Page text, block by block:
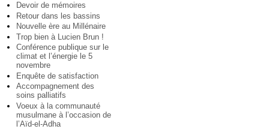
Devoir de mémoires
Retour dans les bassins
Nouvelle ère au Millénaire
Trop bien à Lucien Brun !
Conférence publique sur le
climat et l’énergie le 5
novembre
Enquête de satisfaction
Accompagnement des
soins palliatifs
Voeux à la communauté
musulmane à l’occasion de
l’Aïd-el-Adha